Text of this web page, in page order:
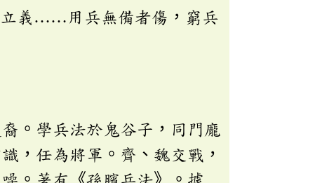
立義……用兵無備者傷，窮兵
。學兵法於鬼谷子，同門龐
，任為將軍。齊、魏交戰，
。著有《孫臏兵法》。據